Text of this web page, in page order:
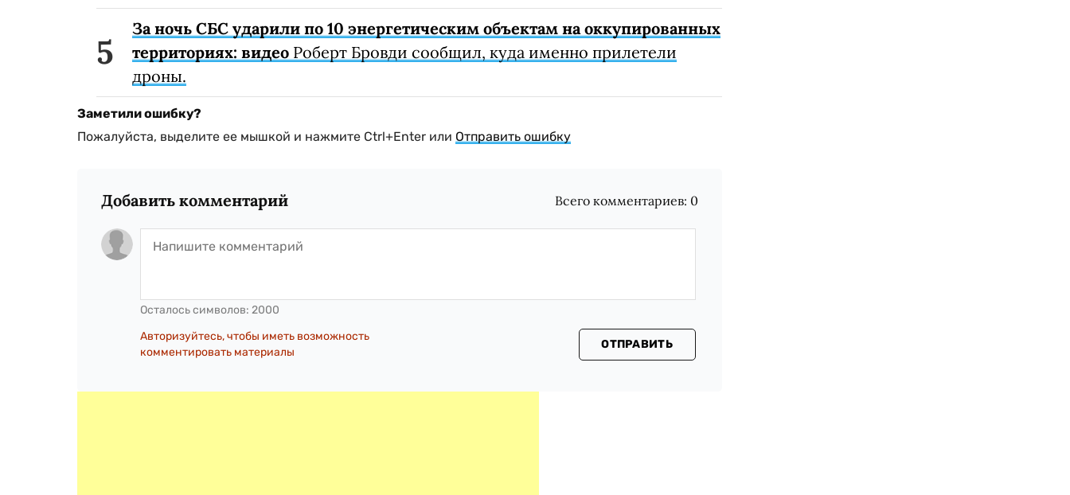
За ночь СБС ударили по 10 энергетическим объектам на оккупированных
территориях: видео Роберт Бровди сообщил, куда именно прилетели
дроны.
Заметили ошибку?
Пожалуйста, выделите ее мышкой и нажмите Ctrl+Enter или Отправить ошибку
Добавить комментарий Всего комментариев: 0
Осталось символов: 2000
Авторизуйтесь, чтобы иметь возможность
комментировать материалы
ОТПРАВИТЬ